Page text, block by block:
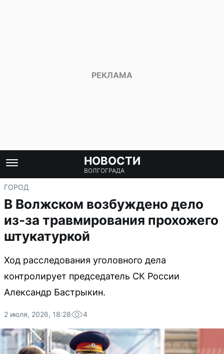
НОВОСТИ
ВОЛГОГРАДА
ГОРОД
В Волжском возбуждено дело
из-за травмирования прохожего
штукатуркой
Ход расследования уголовного дела
контролирует председатель СК России
Александр Бастрыкин.
2 июля, 2026, 18:28 4